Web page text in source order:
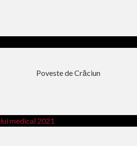
Poveste de Crăciun